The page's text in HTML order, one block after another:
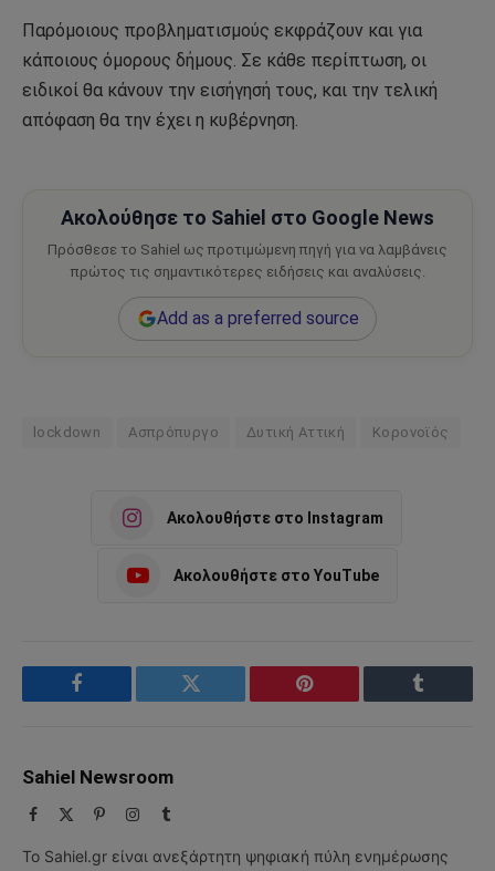
Παρόμοιους προβληματισμούς εκφράζουν και για
κάποιους όμορους δήμους. Σε κάθε περίπτωση, οι
ειδικοί θα κάνουν την εισήγησή τους, και την τελική
απόφαση θα την έχει η κυβέρνηση.
Ακολούθησε το Sahiel στο Google News
Πρόσθεσε το Sahiel ως προτιμώμενη πηγή για να λαμβάνεις
πρώτος τις σημαντικότερες ειδήσεις και αναλύσεις.
Add as a preferred source
lockdown Ασπρόπυργο Δυτική Αττική Κορονοϊός
Ακολουθήστε στο Instagram
Ακολουθήστε στο YouTube
Facebook Twitter Pinterest Tumblr
Sahiel Newsroom
Facebook PinterestInstagram
Tumblr
Το Sahiel.gr είναι ανεξάρτητη ψηφιακή πύλη ενημέρωσης